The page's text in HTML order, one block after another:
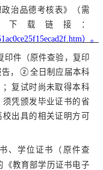
治品德考核表》（需
下载链接：
）。
印件（原件查验，复印
， ②全日制应届本科
复试时尚未取得本科
凭颁发毕业证书的省
出具的相关证明方可
、学位证书
（原件查
《教育部学历证书电子